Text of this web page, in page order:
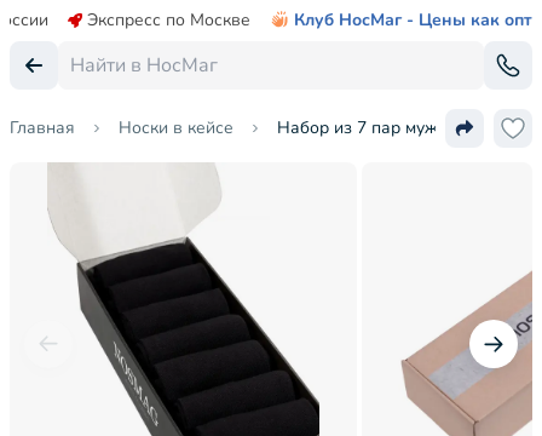
Экспресс по Москве Клуб НосМаг - Цены как опт
Главная Носки в кейсе Набор из 7 пар мужских носков